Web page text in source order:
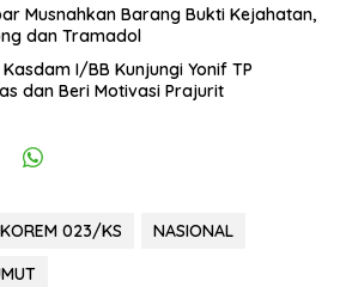
Musnahkan Barang Bukti Kejahatan,
dan Tramadol
I/BB Kunjungi Yonif TP
dan Beri Motivasi Prajurit
KOREM 023/KS
NASIONAL